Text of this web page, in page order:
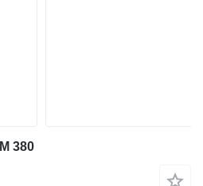
380